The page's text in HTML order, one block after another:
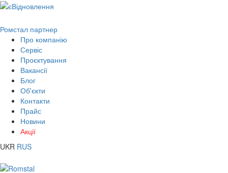
Ромстал партнер
Про компанію
Сервіс
Проєктування
Вакансії
Блог
Об'єкти
Контакти
Прайс
Новини
Акції
UKR RUS